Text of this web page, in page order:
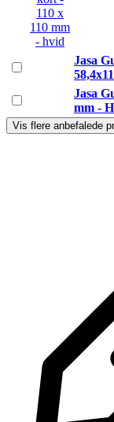
Jasa
Jasa
mm -
Vis flere anbefalede